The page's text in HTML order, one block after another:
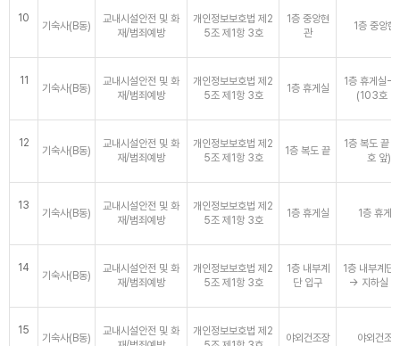
10
기숙사(B동)
교내시설안전 및 화
재/범죄예방
개인정보보호법 제2
5조 제1항 3호
1층 중앙현
관
1층 중앙현
11
기숙사(B동)
교내시설안전 및 화
재/범죄예방
개인정보보호법 제2
5조 제1항 3호
1층 휴게실
1층 휴게실→
(103호
12
기숙사(B동)
교내시설안전 및 화
재/범죄예방
개인정보보호법 제2
5조 제1항 3호
1층 복도 끝
1층 복도 끝
호 앞)
13
기숙사(B동)
교내시설안전 및 화
재/범죄예방
개인정보보호법 제2
5조 제1항 3호
1층 휴게실 1층 휴게실
14
기숙사(B동)
교내시설안전 및 화
재/범죄예방
개인정보보호법 제2
5조 제1항 3호
1층 내부계
단 입구
1층 내부계단
→ 지하실
15
기숙사(B동)
교내시설안전 및 화
개인정보보호법 제2
야외건조장 야외건조